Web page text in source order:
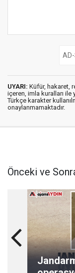
UYARI: Küfür, hakaret,
içeren, imla kuralları ile
Türkçe karakter
onaylanmamaktadır.
Önceki ve